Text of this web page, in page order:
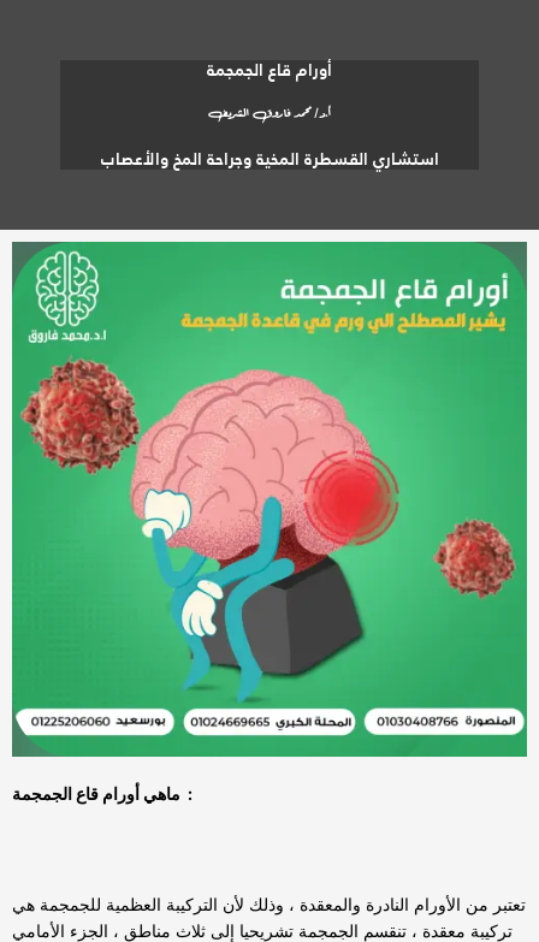
أورام قاع الجمجمة
أ.د/ محمد فاروق الشريف
استشاري القسطرة المخية وجراحة المخ والأعصاب
ماهي أورام قاع الجمجمة :
تعتبر من الأورام النادرة والمعقدة ، وذلك لأن التركيبة العظمية للجمجمة هي
تركيبة معقدة ، تنقسم الجمجمة تشريحيا إلى ثلاث مناطق ، الجزء الأمامي